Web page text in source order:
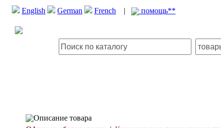
English German French | помощь**
Описание товара